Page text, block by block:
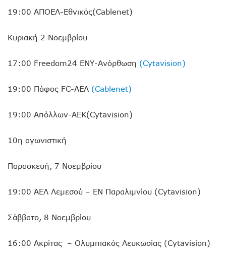
19:00 ΑΠΟΕΛ-Εθνικός(Cablenet)
Κυριακή 2 Νοεμβρίου
17:00 Freedom24 ΕΝΥ-Ανόρθωση (Cytavision)
19:00 Πάφος FC-ΑΕΛ (Cablenet)
19:00 Απόλλων-ΑΕΚ(Cytavision)
10η αγωνιστική
Παρασκευή, 7 Νοεμβρίου
19:00 ΑΕΛ Λεμεσού – ΕΝ Παραλιμνίου (Cytavision)
Σάββατο, 8 Νοεμβρίου
16:00 Ακρίτας – Ολυμπιακός Λευκωσίας (Cytavision)